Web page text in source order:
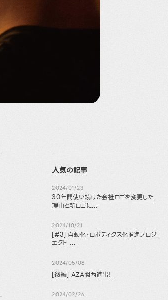
人気の記事
2024/01/23
30年間使い続けた会社ロゴを変更した
理由と新ロゴに...
2024/10/21
[#3] 自動化・ロボティクス化推進プロジ
ェクト ...
2024/05/08
[後編] AZA関西進出！
2024/02/26